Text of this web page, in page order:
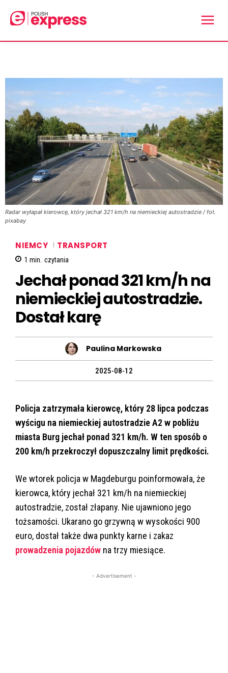
Radar wyłapał kierowcę, który jechał 321 km/h na niemieckiej autostradzie / fot.
pixabay
NIEMCY TRANSPORT
1 min. czytania
Jechał ponad 321 km/h na
niemieckiej autostradzie.
Dostał karę
Paulina Markowska
2025-08-12
Policja zatrzymała kierowcę, który 28 lipca podczas
wyścigu na niemieckiej autostradzie A2 w pobliżu
miasta Burg jechał ponad 321 km/h. W ten sposób o
200 km/h przekroczył dopuszczalny limit prędkości.
We wtorek policja w Magdeburgu poinformowała, że
kierowca, który jechał 321 km/h na niemieckiej
autostradzie, został złapany. Nie ujawniono jego
tożsamości. Ukarano go grzywną w wysokości 900
euro, dostał także dwa punkty karne i zakaz
prowadzenia pojazdów na trzy miesiące.
- Advertisement -